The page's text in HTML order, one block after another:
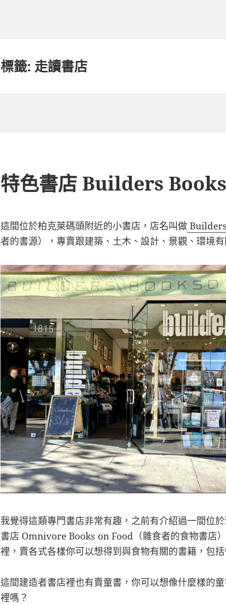
標籤: 走讀書店
特色書店 Builders
這間位於柏克萊碼頭附近的小書店，店名叫做
者的書源），專賣跟建築、土木、設計、景觀、環境有
我覺得這類專門書店非常有趣，之前有介紹過一間位
書店 Omnivore Books on Food（雜食者的食物書店
裡，賣各式各樣你可以想得到與食物有關的書籍，包
這間建造者書店裡也有賣童書，你可以想像什麼樣的
裡嗎？